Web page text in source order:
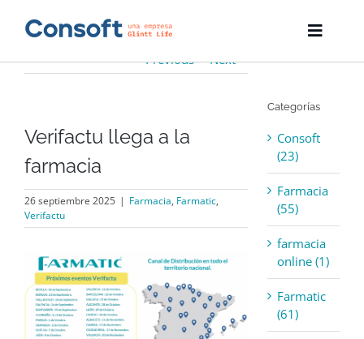
Toggle
Servicios
Empresa
Contacto
Previous Next
Verifactu llega a la
farmacia
26 septiembre 2025 | Farmacia, Farmatic,
Verifactu
View
Larger
Image
Categorías
Consoft
(23)
Farmacia
(55)
farmacia
online (1)
Farmatic
(61)